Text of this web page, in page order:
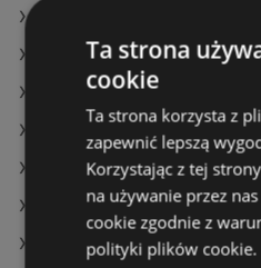
Oferty SPAR
Oferty Lidl
Aktualne gazetki Dino
Aktualne gazetki
Aktualne gazetki Eurocash
Aktualne gazetki E.Leclerc
Ta strona
cookie
Ta strona korzysta z
zapewnić lepszą
Korzystając z tej
na używanie przez
cookie zgodnie z
polityki plików cookie.